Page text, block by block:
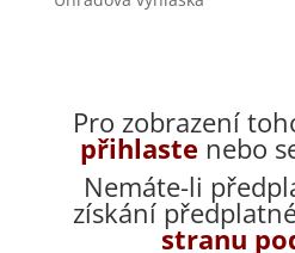
Pro zobrazení
přihlaste nebo
Nemáte-li
získání
stranu